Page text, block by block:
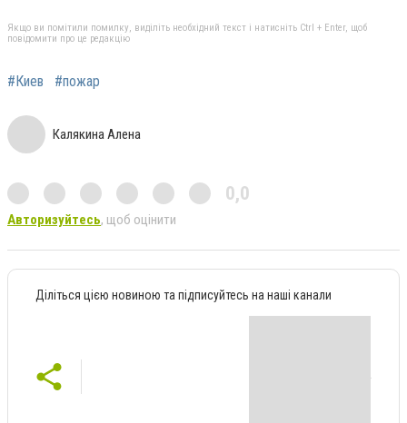
Якщо ви помітили помилку, виділіть необхідний текст і натисніть Ctrl + Enter, щоб
повідомити про це редакцію
#Киев #пожар
Калякина Алена
0,0
Авторизуйтесь, щоб оцінити
Діліться цією новиною та підписуйтесь на наші канали